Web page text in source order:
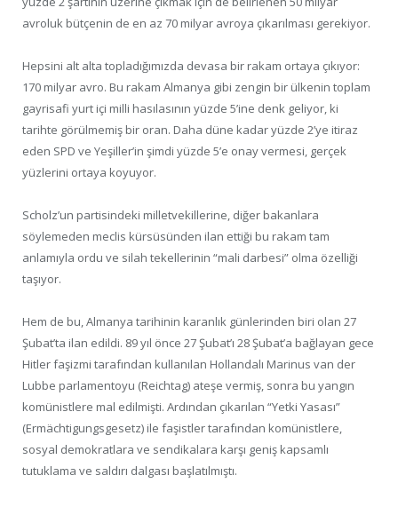
avroluk bütçenin de en az 70 milyar avroya çıkarılması gerekiyor.
Hepsini alt alta topladığımızda devasa bir rakam ortaya çıkıyor:
170 milyar avro. Bu rakam Almanya gibi zengin bir ülkenin toplam
gayrisafi yurt içi milli hasılasının yüzde 5’ine denk geliyor, ki
tarihte görülmemiş bir oran. Daha düne kadar yüzde 2’ye itiraz
eden SPD ve Yeşiller’in şimdi yüzde 5’e onay vermesi, gerçek
yüzlerini ortaya koyuyor.
Scholz’un partisindeki milletvekillerine, diğer bakanlara
söylemeden meclis kürsüsünden ilan ettiği bu rakam tam
anlamıyla ordu ve silah tekellerinin “mali darbesi” olma özelliği
taşıyor.
Hem de bu, Almanya tarihinin karanlık günlerinden biri olan 27
Şubat’ta ilan edildi. 89 yıl önce 27 Şubat’ı 28 Şubat’a bağlayan gece
Hitler faşizmi tarafından kullanılan Hollandalı Marinus van der
Lubbe parlamentoyu (Reichtag) ateşe vermiş, sonra bu yangın
komünistlere mal edilmişti. Ardından çıkarılan “Yetki Yasası”
(Ermächtigungsgesetz) ile faşistler tarafından komünistlere,
sosyal demokratlara ve sendikalara karşı geniş kapsamlı
tutuklama ve saldırı dalgası başlatılmıştı.